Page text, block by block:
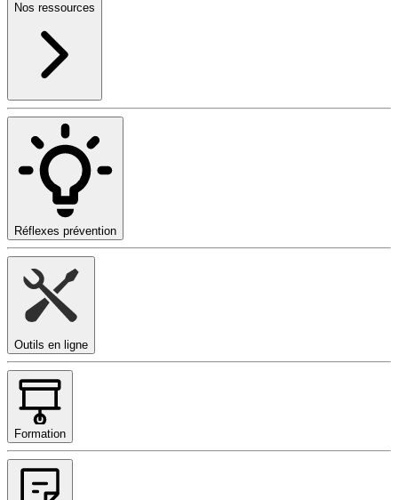
Nos ressources
Réflexes prévention
Outils en ligne
Formation